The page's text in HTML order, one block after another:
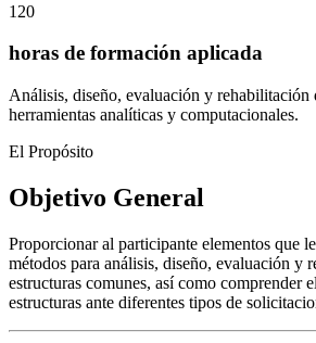
120
horas de formación aplicada
Análisis, diseño, evaluación y rehabilitación
herramientas analíticas y computacionales.
El Propósito
Objetivo General
Proporcionar al participante elementos que
métodos para análisis, diseño, evaluación y
estructuras comunes, así como comprender
estructuras ante diferentes tipos de